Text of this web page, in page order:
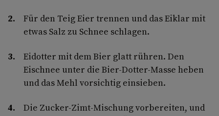
Für den Teig Eier trennen und das Eiklar mit
etwas Salz zu Schnee schlagen.
Eidotter mit dem Bier glatt rühren. Den
Eischnee unter die Bier-Dotter-Masse heben
und das Mehl vorsichtig einsieben.
Die Zucker-Zimt-Mischung vorbereiten, und